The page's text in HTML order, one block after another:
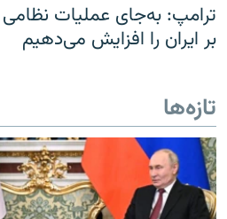
ترامپ: به‌جای عملیات نظامی
بر ایران را افزایش می‌دهیم
تازه‌ها